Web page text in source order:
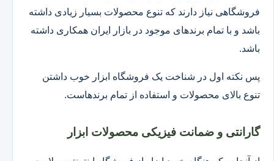
فروشگاهی نیاز دارند که تنوع محصولات بسیار زیادی داشته
باشد و با تمام برندهای موجود در بازار ایران همکاری داشته
باشد.
پس نکته اول در شناخت یک فروشگاه ابزار خوب داشتن
تنوع بالای محصولات و استفاده از تمام برندهاست.
گارانتی و ضمانت فیزیکی محصولات ابزار